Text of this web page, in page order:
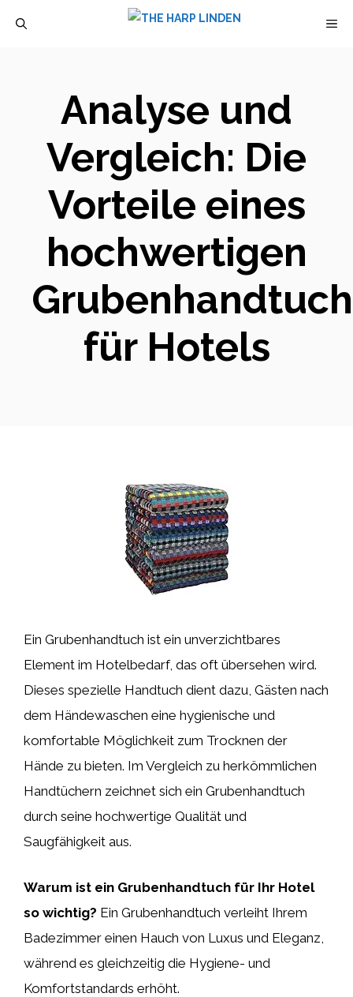
Analyse und
Vergleich: Die
Vorteile eines
hochwertigen
für Hotels
Ein Grubenhandtuch ist ein unverzichtbares
Element im Hotelbedarf, das oft übersehen wird.
Dieses spezielle Handtuch dient dazu, Gästen nach
dem Händewaschen eine hygienische und
komfortable Möglichkeit zum Trocknen der
Hände zu bieten. Im Vergleich zu herkömmlichen
Handtüchern zeichnet sich ein Grubenhandtuch
durch seine hochwertige Qualität und
Saugfähigkeit aus.
Warum ist ein Grubenhandtuch für Ihr Hotel
so wichtig? Ein Grubenhandtuch verleiht Ihrem
Badezimmer einen Hauch von Luxus und Eleganz,
während es gleichzeitig die Hygiene- und
Komfortstandards erhöht.